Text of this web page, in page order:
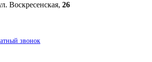
Воскресенская, 26
звонок